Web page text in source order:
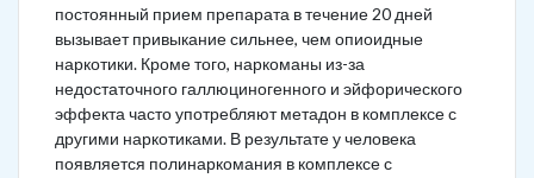
постоянный прием препарата в течение 20 дней
вызывает привыкание сильнее, чем опиоидные
наркотики. Кроме того, наркоманы из-за
недостаточного галлюциногенного и эйфорического
эффекта часто употребляют метадон в комплексе с
другими наркотиками. В результате у человека
появляется полинаркомания в комплексе с